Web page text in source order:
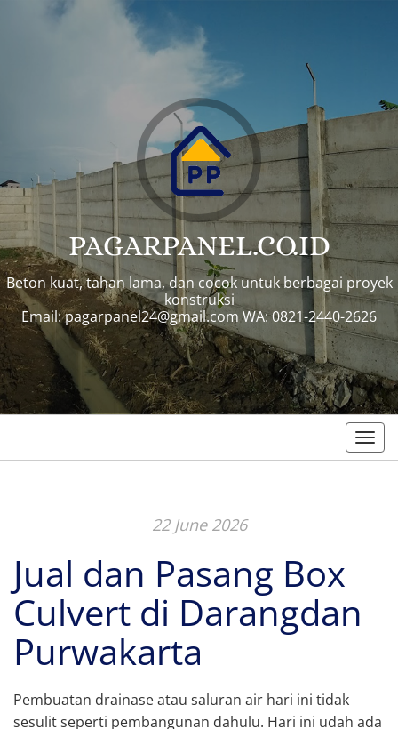
PAGARPANEL.CO.ID
Beton kuat, tahan lama, dan cocok untuk berbagai proyek
konstruksi
Email:pagarpanel24@gmail.com WA: 0821-2440-2626
22 June 2026
Jual dan Pasang Box
Culvert di Darangdan
Purwakarta
Pembuatan drainase atau saluran air hari ini tidak
sesulit seperti pembangunan dahulu. Hari ini udah ada